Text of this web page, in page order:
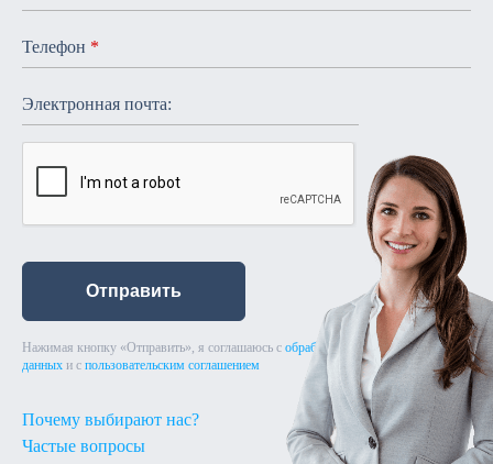
Телефон *
Электронная почта:
Отправить
Нажимая кнопку «Отправить», я соглашаюсь с обработкой персональных
данных и с пользовательским соглашением
Почему выбирают нас?
Частые вопросы